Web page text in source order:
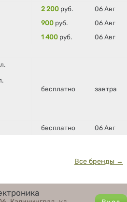
2 200 руб.
06 Авг
900 руб.
06 Авг
1 400 руб. 06 Авг
бесплатно завтра
бесплатно 06 Авг
Все бренды →